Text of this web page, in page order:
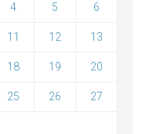
4 5 6
11 12 13
18 19 20
25 26 27